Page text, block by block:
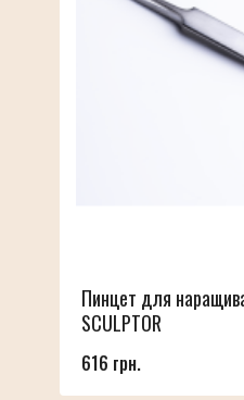
Пинцет для
SCULPTOR
616 грн.